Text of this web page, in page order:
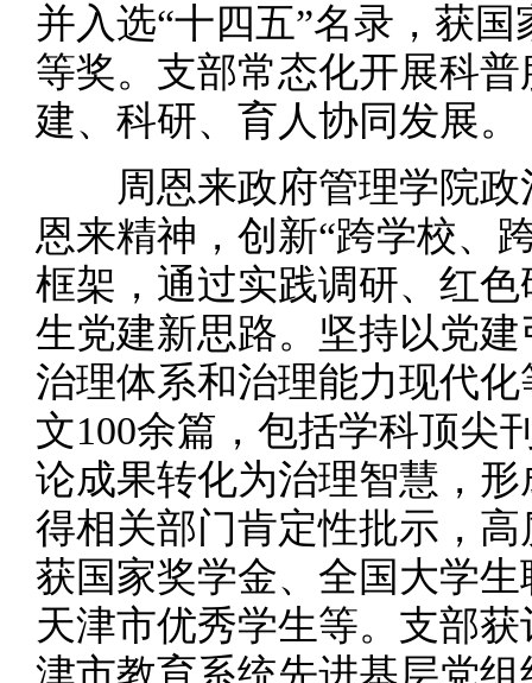
并入选“十四五”名录，获
等奖。支部常态化开展科
建、科研、育人协同发展。
周恩来政府管理学院政
恩来精神，创新“跨学校、
框架，通过实践调研、红
生党建新思路。坚持以党
治理体系和治理能力现代
文100余篇，包括学科顶尖
论成果转化为治理智慧，
得相关部门肯定性批示，
获国家奖学金、全国大学
天津市优秀学生等。支部
津市教育系统先进基层党